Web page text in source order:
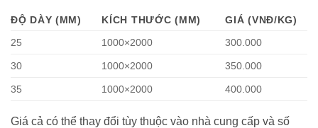
ĐỘ DÀY (MM) KÍCH THƯỚC (MM)
GIÁ (VNĐ/KG)
25
1000×2000 300.000
30 1000×2000 350.000
35 1000×2000 400.000
Giá cả có thể thay đổi tùy thuộc vào nhà cung cấp và số